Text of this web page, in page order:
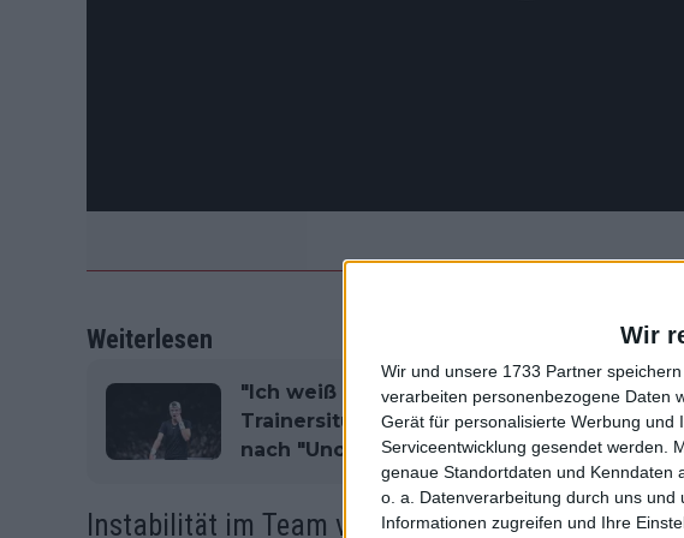
Wir
Wir und unsere 1733 Partner
verarbeiten personenbezogene Daten
Gerät für personalisierte Werbung und
Serviceentwicklung gesendet werden.
genaue Standortdaten und Kenndaten
o. a. Datenverarbeitung durch uns
Informationen zugreifen und Ihre
Weiterlesen
"Ich weiß nicht, was er von hier aus
Trainersituation von Holger Rune ist
nach "Unorganisiertheit", sagt Andy
Instabilität im Team von Rune